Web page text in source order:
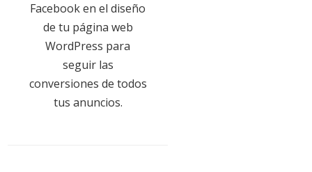
Facebook en el diseño
de tu página web
WordPress para
seguir las
conversiones de todos
tus anuncios.